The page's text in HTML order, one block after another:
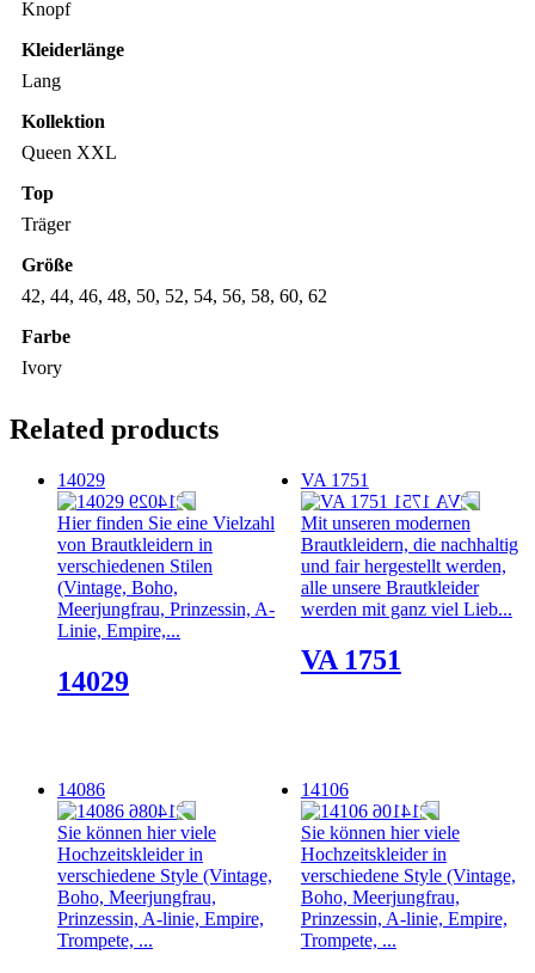
Knopf
Kleiderlänge
Lang
Kollektion
Queen XXL
Top
Träger
Größe
42, 44, 46, 48, 50, 52, 54, 56, 58, 60, 62
Farbe
Ivory
Related products
14029
Hier finden Sie eine Vielzahl
von Brautkleidern in
verschiedenen Stilen
(Vintage, Boho,
Meerjungfrau, Prinzessin, A-
Linie, Empire,...
14029
VA 1751
Mit unseren modernen
Brautkleidern, die nachhaltig
und fair hergestellt werden,
alle unsere Brautkleider
werden mit ganz viel Lieb...
VA 1751
14086
Sie können hier viele
Hochzeitskleider in
verschiedene Style (Vintage,
Boho, Meerjungfrau,
Prinzessin, A-linie, Empire,
Trompete, ...
14106
Sie können hier viele
Hochzeitskleider in
verschiedene Style (Vintage,
Boho, Meerjungfrau,
Prinzessin, A-linie, Empire,
Trompete, ...